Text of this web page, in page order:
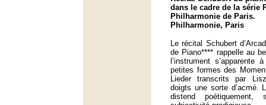
dans le cadre de la série
Philharmonie de Paris.
Philharmonie, Paris
Le récital Schubert
de Piano**** rappelle au
l’instrument s’apparente
petites formes des
Lieder transcrits par
doigts une sorte d’acmé.
distend